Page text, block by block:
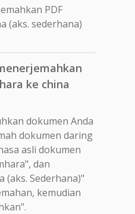
PDF
(aks. sederhana)
ke china
dokumen Anda
dokumen daring
asli dokumen
dan
(aks. Sederhana)"
kemudian